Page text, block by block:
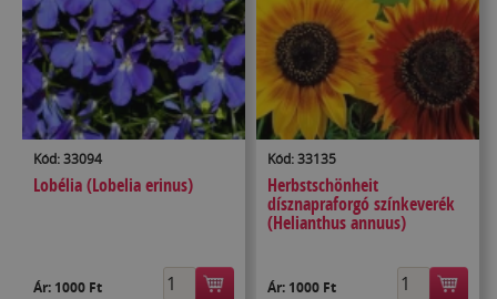
Kód: 33094
Lobélia (Lobelia erinus)
Ár: 1000 Ft
Kód: 33135
Herbstschönheit
dísznapraforgó színkeverék
(Helianthus annuus)
Ár: 1000 Ft